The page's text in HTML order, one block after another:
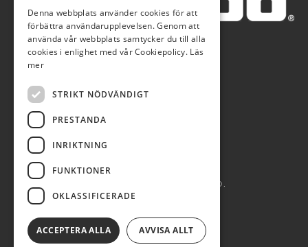
AUTOBLÅ AB 2026. ALL RIGHTS RESERVED.
POWERED BY EMPORI CMS
Denna webbplats använder cookies för att
förbättra användarupplevelsen. Genom att
använda vår webbplats samtycker du till alla
cookies i enlighet med vår Cookiepolicy. Läs
mer
STRIKT NÖDVÄNDIGT
PRESTANDA
INRIKTNING
FUNKTIONER
OKLASSIFICERADE
ACCEPTERA ALLA AVVISA ALLT